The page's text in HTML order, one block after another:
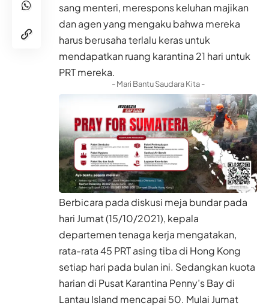
sang menteri, merespons keluhan majikan
dan agen yang mengaku bahwa mereka
harus berusaha terlalu keras untuk
mendapatkan ruang karantina 21 hari untuk
PRT mereka.
- Mari Bantu Saudara Kita -
Berbicara pada diskusi meja bundar pada
hari Jumat (15/10/2021), kepala
departemen tenaga kerja mengatakan,
rata-rata 45 PRT asing tiba di Hong Kong
setiap hari pada bulan ini. Sedangkan kuota
harian di Pusat Karantina Penny’s Bay di
Lantau Island mencapai 50. Mulai Jumat